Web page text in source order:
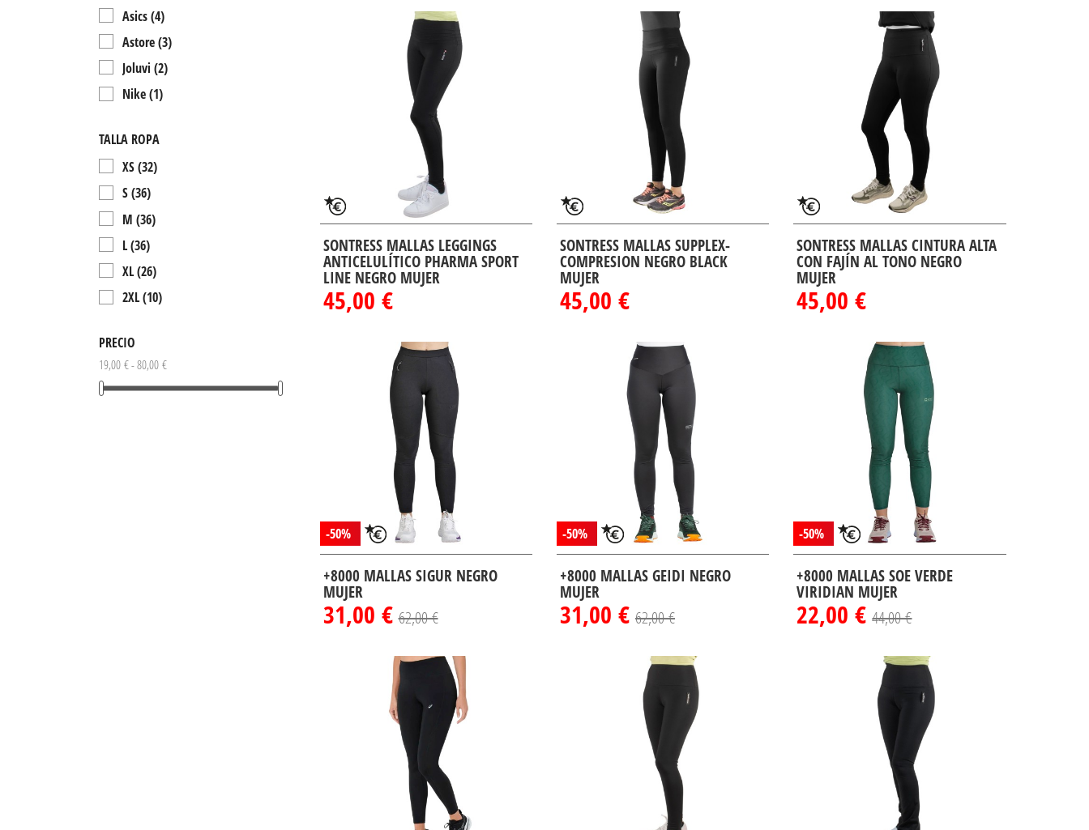
Asics(4)
Astore(3)
Joluvi (2)
Nike(1)
Sontress
Ternua
Under Armour
TALLA ROPA
XS(32)
S(36)
M (36)
L(36)
XL(26)
2XL(10)
34
(1)
PRECIO
19,00 € - 80,00 €
SONTRESS MALLAS LEGGINGS
ANTICELULÍTICO PHARMA SPORT
LINE NEGRO MUJER
45,00 €
SONTRESS MALLAS SUPPLEX-
COMPRESION NEGRO BLACK
MUJER
45,00 €
SONTRESS MALLAS CINTURA ALTA
CON FAJÍN AL TONO NEGRO
MUJER
45,00 €
-50%
+8000 MALLAS SIGUR NEGRO
MUJER
31,00 €62,00 €
-50%
+8000 MALLAS GEIDI NEGRO
MUJER
31,00 € 62,00 €
-50%
+8000 MALLAS SOE VERDE
VIRIDIAN MUJER
22,00 €44,00 €